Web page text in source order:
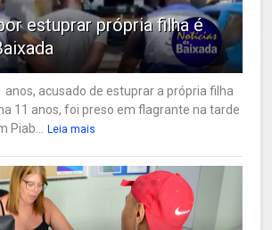
estuprar própria filha é
anos, acusado de estuprar a própria filha
11 anos, foi preso em flagrante na tarde
Piab... Leia mais